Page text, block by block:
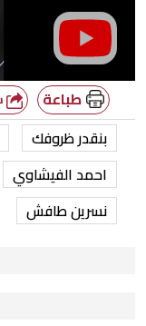
طباعة
بنقدر ظروفك
احمد الفيشاوي
نسرين طافش